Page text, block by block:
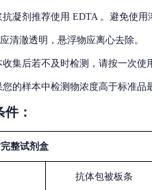
抗凝剂推荐使用 EDTA 。避免使用
清澈透明，悬浮物应离心去除。
收集后若不及时检测，请按一次使
您的样本中检测物浓度高于标准品
：
整试剂盒
抗体包被板条